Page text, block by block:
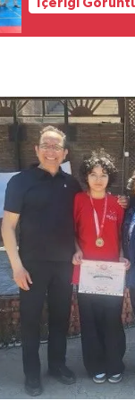
İçeriği